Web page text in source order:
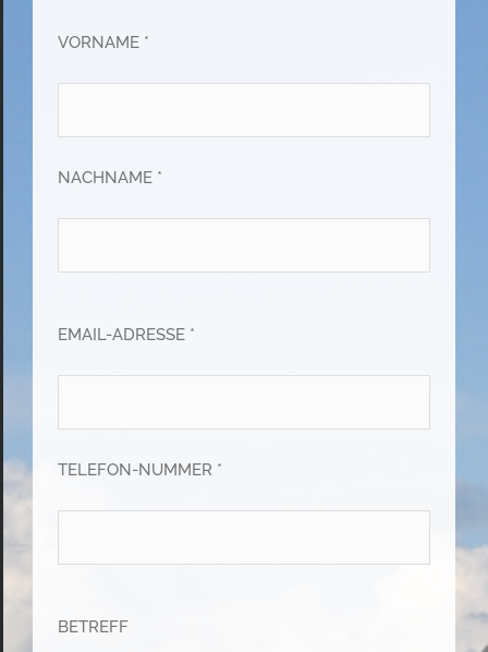
VORNAME *
NACHNAME *
EMAIL-ADRESSE *
TELEFON-NUMMER *
BETREFF